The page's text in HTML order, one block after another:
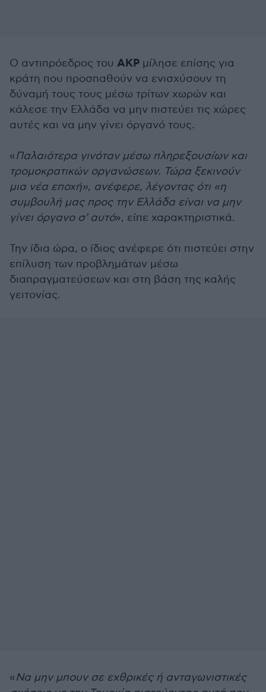
Ο αντιπρόεδρος του AKP μίλησε επίσης για
κράτη που προσπαθούν να ενισχύσουν τη
δύναμή τους τους μέσω τρίτων χωρών και
κάλεσε την Ελλάδα να μην πιστεύει τις χώρες
αυτές και να μην γίνει όργανό τους.
«Παλαιότερα γινόταν μέσω πληρεξουσίων και
τρομοκρατικών οργανώσεων. Τώρα ξεκινούν
μια νέα εποχή», ανέφερε, λέγοντας ότι «η
συμβουλή μας προς την Ελλάδα είναι να μην
γίνει όργανο σ' αυτό», είπε χαρακτηριστικά.
Την ίδια ώρα, ο ίδιος ανέφερε ότι πιστεύει στην
επίλυση των προβλημάτων μέσω
διαπραγματεύσεων και στη βάση της καλής
γειτονίας.
«Να μην μπουν σε εχθρικές ή ανταγωνιστικές